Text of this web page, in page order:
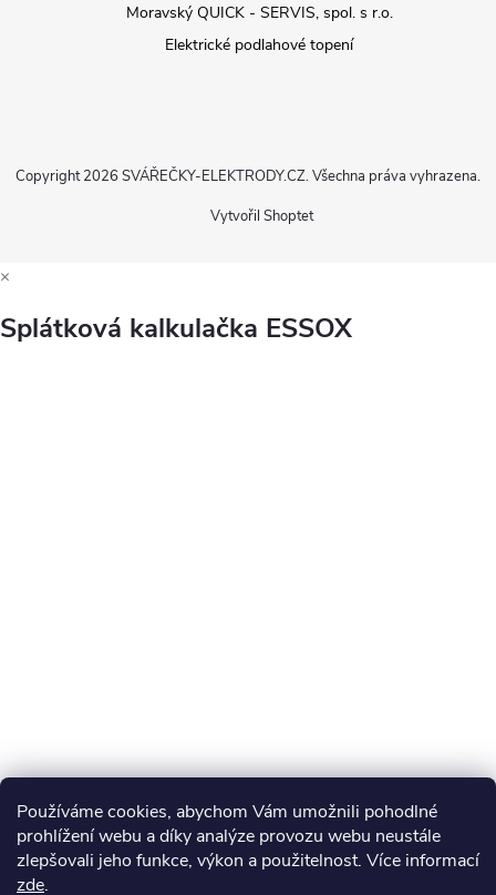
Používáme cookies, abychom Vám umožnili pohodlné
prohlížení webu a díky analýze provozu webu neustále
zlepšovali jeho funkce, výkon a použitelnost. Více informací
zde.
Moravský QUICK - SERVIS, spol. s r.o.
Elektrické podlahové topení
Vytvořil Shoptet
Copyright 2026 SVÁŘEČKY-ELEKTRODY.CZ. Všechna práva vyhrazena.
×
Splátková kalkulačka ESSOX